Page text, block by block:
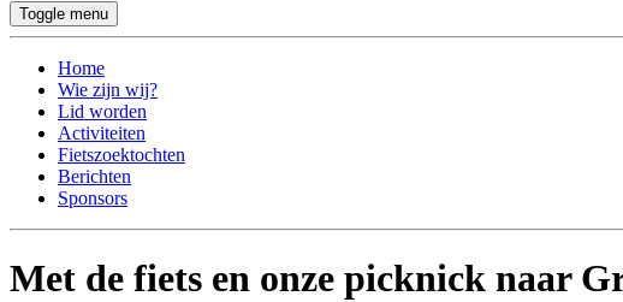
Toggle menu
Home
Wie zijn wij?
Lid worden
Activiteiten
Fietszoektochten
Berichten
Sponsors
Met de fiets en onze picknick naar